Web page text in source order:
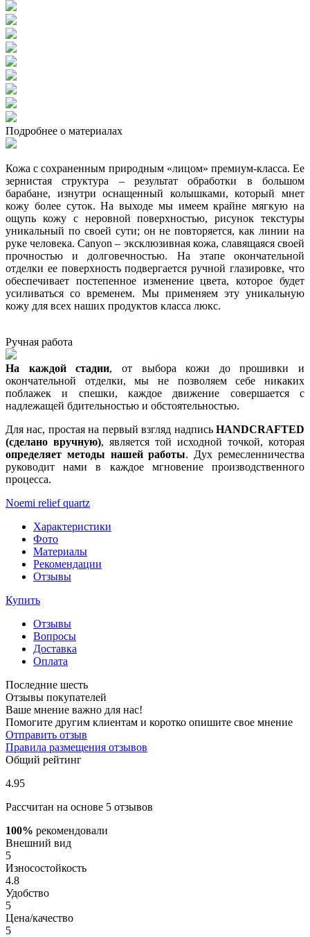
Подробнее о материалах
Кожа с сохраненным природным «лицом» премиум-класса. Ее
зернистая структура – результат обработки в большом
барабане, изнутри оснащенный колышками, который мнет
кожу более суток. На выходе мы имеем крайне мягкую на
ощупь кожу с неровной поверхностью, рисунок текстуры
уникальный по своей сути; он не повторяется, как линии на
руке человека. Canyon – эксклюзивная кожа, славящаяся своей
прочностью и долговечностью. На этапе окончательной
отделки ее поверхность подвергается ручной глазировке, что
обеспечивает постепенное изменение цвета, которое будет
усиливаться со временем. Мы применяем эту уникальную
кожу для всех наших продуктов класса люкс.
Ручная работа
На каждой стадии, от выбора кожи до прошивки и
окончательной отделки, мы не позволяем себе никаких
поблажек и спешки, каждое движение совершается с
надлежащей бдительностью и обстоятельностью.
Для нас, простая на первый взгляд надпись HANDCRAFTED
(сделано вручную), является той исходной точкой, которая
определяет методы нашей работы. Дух ремесленничества
руководит нами в каждое мгновение производственного
процесса.
Noemi relief quartz
Характеристики
Фото
Материалы
Рекомендации
Отзывы
Купить
Отзывы
Вопросы
Доставка
Оплата
Последние шесть
Отзывы покупателей
Ваше мнение важно для нас!
Помогите другим клиентам и коротко опишите свое мнение
Отправить отзыв
Правила размещения отзывов
Общий рейтинг
4.95
Рассчитан на основе 5 отзывов
100% рекомендовали
Внешний вид
5
Износостойкость
4.8
Удобство
5
Цена/качество
5